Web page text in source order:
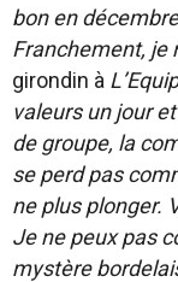
bon en
Franchement, je
girondin à
valeurs un jour
de groupe, la
se perd pas
ne plus plonger.
Je ne peux pas
mystère